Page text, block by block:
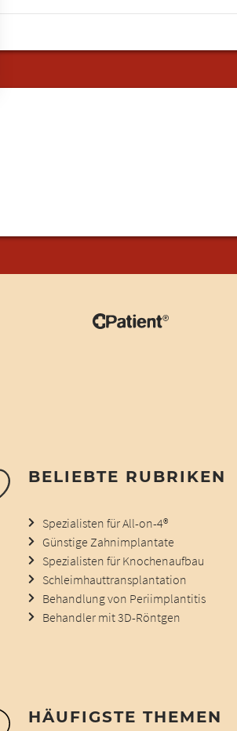
BELIEBTE RUBRIKEN
Spezialisten für All-on-4®
Günstige Zahnimplantate
Spezialisten für Knochenaufbau
Schleimhauttransplantation
Behandlung von Periimplantitis
Behandler mit 3D-Röntgen
HÄUFIGSTE THEMEN